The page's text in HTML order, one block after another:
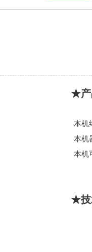
★产
本机
本机
本机
★技